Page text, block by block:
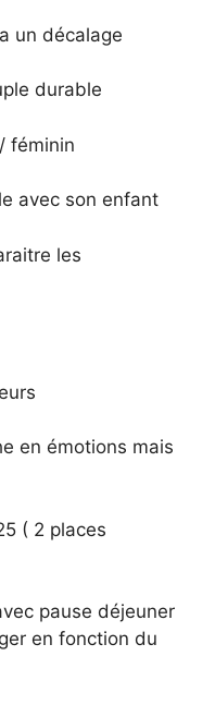
un décalage
durable
féminin
avec son enfant
les
en émotions mais
( 2 places
pause déjeuner
en fonction du